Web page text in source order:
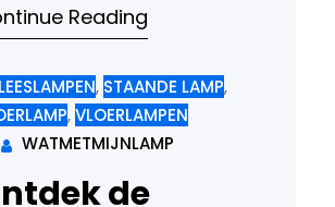
een functionele
toevoeging aan elk
Met hun slanke
en energiezuinige
zijn ze populair
Reading
LEESLAMPEN, STAANDE LAMP,
, VLOERLAMPEN
WATMETMIJNLAMP
de